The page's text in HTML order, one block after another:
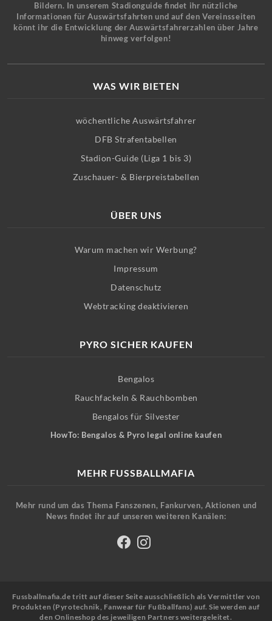
Bildern. In unserem Stadionguide findet ihr nützliche
Informationen für Auswärtsfahrten und auf den Vereinsseiten
könnt ihr die Entwicklung der Auswärtsfahrerzahlen über Jahre
hinweg verfolgen!
WAS WIR BIETEN
wöchentliche Auswärtsfahrer
DFB Strafentabellen
Stadion-Guide (Liga 1 bis 3)
Zuschauer- & Bierpreistabellen
ÜBER UNS
Warum machen wir Werbung?
Impressum
Datenschutz
Webtracking deaktivieren
PYRO SICHER KAUFEN
Bengalos
Rauchfackeln & Rauchbomben
Bengalos für Silvester
HowTo: Bengalos & Pyro legal online kaufen
MEHR FUSSBALLMAFIA
Mehr rund um das Thema Fanszenen, Fankurven, Aktionen und
News findet ihr auf unseren weiteren Kanälen:
Fussballmafia.de tritt auf dieser Seite ausschließlich als Vermittler von
Produkten (Pyrotechnik, Fanwear für Fußballfans) auf. Sie werden auf
den Onlineshop des jeweiligen Partners weitergeleitet.